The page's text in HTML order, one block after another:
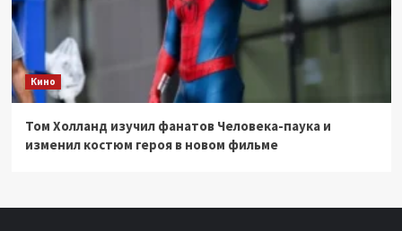
Кино
Том Холланд изучил фанатов Человека-паука и
изменил костюм героя в новом фильме